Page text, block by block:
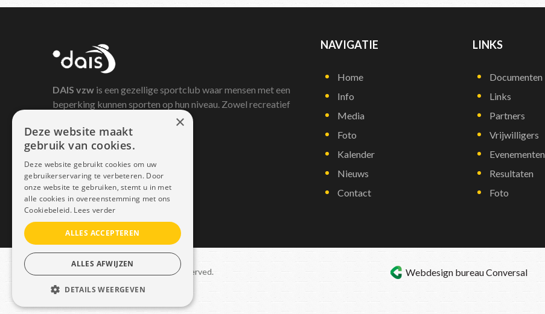
DAIS vzw is een gezellige sportclub waar mensen met een
beperking kunnen sporten op hun niveau. Zowel recreatief
NAVIGATIE
Home
Info
Media
Foto
Kalender
Nieuws
Contact
LINKS
Documenten
Links
Partners
Vrijwilligers
Evenementen
Resultaten
Foto
Copyright © 2021 Dais. All rights reserved.
Sitemap–GDPR
Webdesign bureauConversal
×
Deze website maakt
gebruik van cookies.
Deze website gebruikt cookies om uw
gebruikerservaring te verbeteren. Door
onze website te gebruiken, stemt u in met
alle cookies in overeenstemming met ons
Cookiebeleid. Lees verder
ALLES ACCEPTEREN
ALLES AFWIJZEN
DETAILS WEERGEVEN
STRIKT NOODZAKELIJK